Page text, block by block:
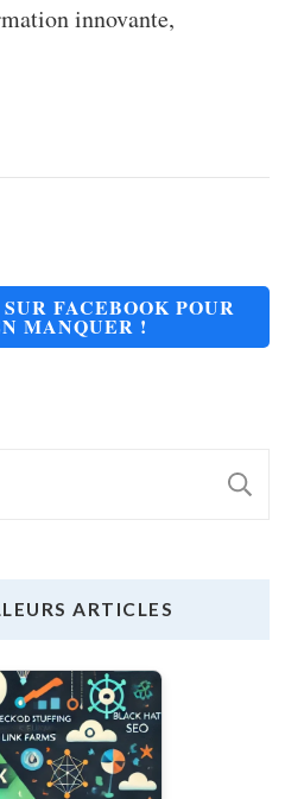
innovante,
FACEBOOK POUR
MANQUER !
ARTICLES